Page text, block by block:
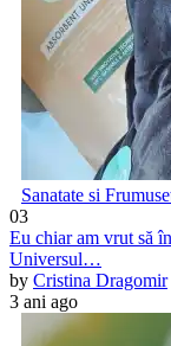
Sanatate si
03
Eu chiar am vrut să
Universul…
by Cristina Dragomir
3 ani ago